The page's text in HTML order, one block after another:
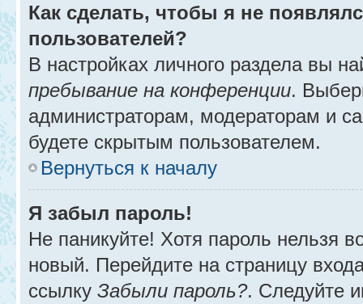
Как сделать, чтобы я не
пользователей?
В настройках личного раздела вы
пребывание на конференции.
администраторам, модераторам и
будете скрытым пользователем.
Вернуться к началу
Я забыл пароль!
Не паникуйте! Хотя пароль нельзя
новый. Перейдите на страницу
ссылку Забыли пароль?. Следуйте